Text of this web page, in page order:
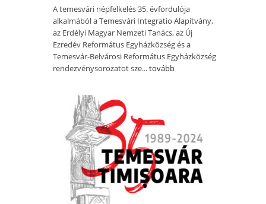
A temesvári népfelkelés 35. évfordulója
alkalmából a Temesvári Integratio Alapítvány,
az Erdélyi Magyar Nemzeti Tanács, az Új
Ezredév Református Egyházközség és a
Temesvár-Belvárosi Református Egyházközség
rendezvénysorozatot sze...tovább